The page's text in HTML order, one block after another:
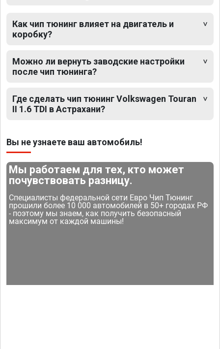
Как чип тюнинг влияет на двигатель и
коробку?
Можно ли вернуть заводские настройки
после чип тюнинга?
Где сделать чип тюнинг Volkswagen Touran
II 1.6 TDI в Астрахани?
Вы не узнаете ваш автомобиль!
Мы работаем для тех, кто может
почувствовать разницу.
Специалисты федеральной сети Евро Чип Тюнинг
прошили более 10 000 автомобилей в 50+ городах РФ
- поэтому мы знаем, как получить безопасный
максимум от каждой машины!